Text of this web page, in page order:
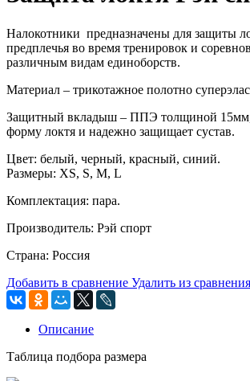
Налокотники предназначены для защиты
предплечья во время тренировок и
различным видам единоборств.
Материал – трикотажное полотно
Защитный вкладыш – ППЭ толщиной 15мм,
форму локтя и надежно защищает сустав.
Цвет: белый, черный, красный, синий.
Размеры: XS, S, M, L
Комплектация: пара.
Производитель: Рэй спорт
Страна: Россия
Добавить в сравнение Удалить из сравнения
Описание
Таблица подбора размера